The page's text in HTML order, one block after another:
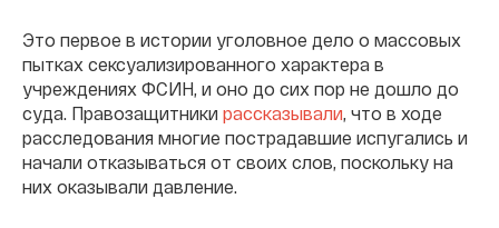
Это первое в истории уголовное дело о массовых
пытках сексуализированного характера в
учреждениях ФСИН, и оно до сих пор не дошло до
суда. Правозащитники рассказывали , что в ходе
расследования многие пострадавшие испугались и
начали отказываться от своих слов, поскольку на
них оказывали давление.